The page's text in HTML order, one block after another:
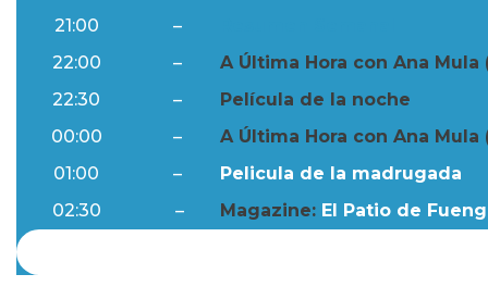
21:00
–
22:00
–
A Última Hora con Ana Mula
22:30
–
Película de la noche
00:00
–
A Última Hora con Ana Mula
01:00
–
Pelicula de la madrugada
02:30
– Magazine: El Patio de